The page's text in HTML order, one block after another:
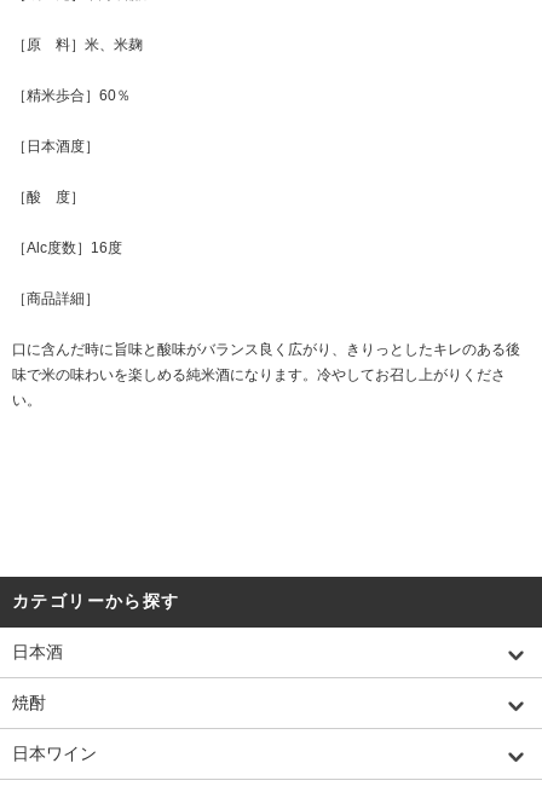
［原 料］米、米麹
［精米歩合］60％
［日本酒度］
［酸 度］
［Alc度数］16度
［商品詳細］
口に含んだ時に旨味と酸味がバランス良く広がり、きりっとしたキレのある後
味で米の味わいを楽しめる純米酒になります。冷やしてお召し上がりくださ
い。
カテゴリーから探す
日本酒
焼酎
日本ワイン